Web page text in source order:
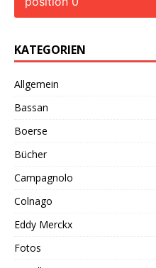
KATEGORIEN
Allgemein
Bassan
Boerse
Bücher
Campagnolo
Colnago
Eddy Merckx
Fotos